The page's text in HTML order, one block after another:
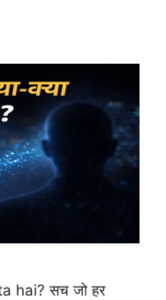
hai? सच जो हर